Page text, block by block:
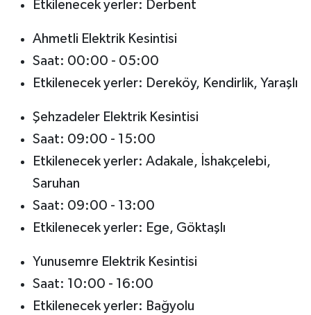
Etkilenecek yerler: Derbent
Ahmetli Elektrik Kesintisi
Saat: 00:00 - 05:00
Etkilenecek yerler: Dereköy, Kendirlik, Yaraşlı
Şehzadeler Elektrik Kesintisi
Saat: 09:00 - 15:00
Etkilenecek yerler: Adakale, İshakçelebi,
Saruhan
Saat: 09:00 - 13:00
Etkilenecek yerler: Ege, Göktaşlı
Yunusemre Elektrik Kesintisi
Saat: 10:00 - 16:00
Etkilenecek yerler: Bağyolu